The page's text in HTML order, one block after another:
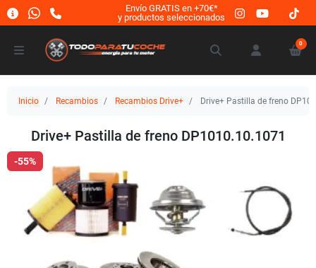
Envío GRATIS en +70€*
y productos seleccionados
0
Inicio Recambios Recambios Drive+ Drive+ Pastilla de freno
Drive+ Pastilla de freno DP1010.10.1071
-55%